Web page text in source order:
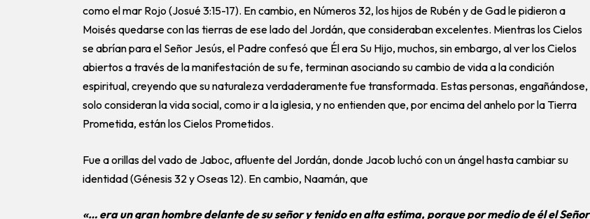
como el mar Rojo (Josué 3:15-17). En cambio, en Números 32, los hijos de Rubén y de Gad le pidieron a
Moisés quedarse con las tierras de ese lado del Jordán, que consideraban excelentes. Mientras los Cielos
se abrían para el Señor Jesús, el Padre confesó que Él era Su Hijo, muchos, sin embargo, al ver los Cielos
abiertos a través de la manifestación de su fe, terminan asociando su cambio de vida a la condición
espiritual, creyendo que su naturaleza verdaderamente fue transformada. Estas personas, engañándose,
solo consideran la vida social, como ir a la iglesia, y no entienden que, por encima del anhelo por la Tierra
Prometida, están los Cielos Prometidos.
Fue a orillas del vado de Jaboc, afluente del Jordán, donde Jacob luchó con un ángel hasta cambiar su
identidad (Génesis 32 y Oseas 12). En cambio, Naamán, que
«… era un gran hombre delante de su señor y tenido en alta estima, porque por medio de él el Señor